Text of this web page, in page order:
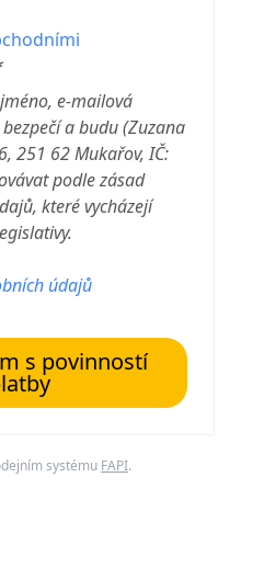
e-mailová
a budu (Zuzana
251 62 Mukařov, IČ:
podle zásad
které vycházejí
údajů
s povinností
systému FAPI.